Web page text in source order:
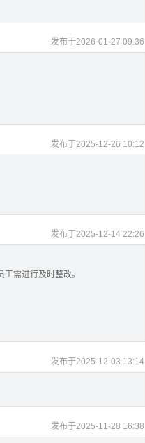
发布于2026-01-27 09:36
发布于2025-12-26 10:12
发布于2025-12-14 22:26
需进行及时整改。
发布于2025-12-03 13:14
发布于2025-11-28 16:38